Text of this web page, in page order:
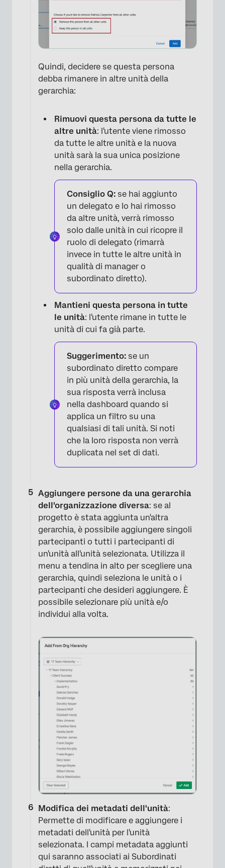
×
×
Quindi, decidere se questa persona
debba rimanere in altre unità della
gerarchia:
Rimuovi questa persona da tutte le
altre unità: l'utente viene rimosso
da tutte le altre unità e la nuova
unità sarà la sua unica posizione
nella gerarchia.
Consiglio Q: se hai aggiunto
un delegato e lo hai rimosso
da altre unità, verrà rimosso
solo dalle unità in cui ricopre il
ruolo di delegato (rimarrà
invece in tutte le altre unità in
qualità di manager o
subordinato diretto).
Mantieni questa persona in tutte
le unità: l'utente rimane in tutte le
unità di cui fa già parte.
Suggerimento: se un
subordinato diretto compare
in più unità della gerarchia, la
sua risposta verrà inclusa
nella dashboard quando si
applica un filtro su una
qualsiasi di tali unità. Si noti
che la loro risposta non verrà
duplicata nel set di dati.
Aggiungere persone da una gerarchia
dell'organizzazione diversa: se al
progetto è stata aggiunta un'altra
gerarchia, è possibile aggiungere singoli
partecipanti o tutti i partecipanti di
un'unità all'unità selezionata. Utilizza il
menu a tendina in alto per scegliere una
gerarchia, quindi seleziona le unità o i
partecipanti che desideri aggiungere. È
possibile selezionare più unità e/o
individui alla volta.
Modifica dei metadati dell'unità:
Permette di modificare e aggiungere i
metadati dell'unità per l'unità
selezionata. I campi metadata aggiunti
qui saranno associati ai Subordinati